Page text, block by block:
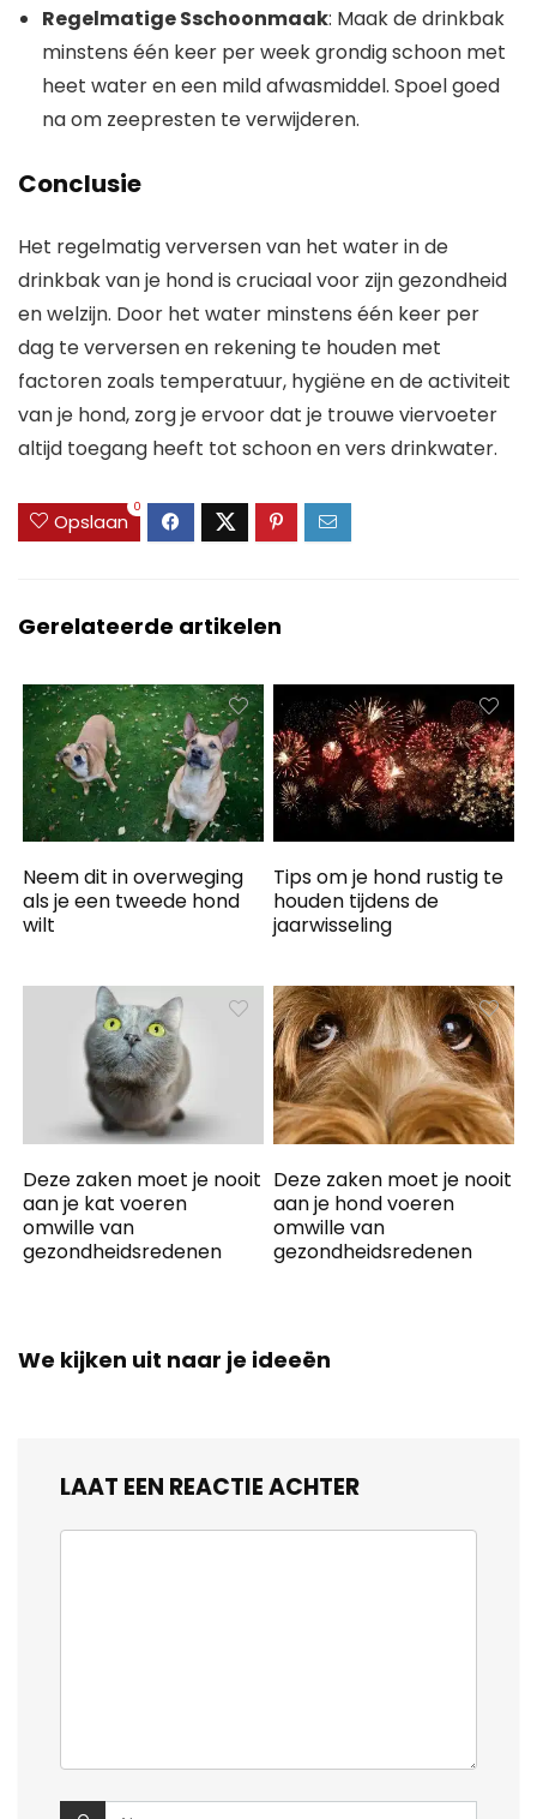
Regelmatige Sschoonmaak: Maak de drinkbak
minstens één keer per week grondig schoon met
heet water en een mild afwasmiddel. Spoel goed
na om zeepresten te verwijderen.
Conclusie
Het regelmatig verversen van het water in de
drinkbak van je hond is cruciaal voor zijn gezondheid
en welzijn. Door het water minstens één keer per
dag te verversen en rekening te houden met
factoren zoals temperatuur, hygiëne en de activiteit
van je hond, zorg je ervoor dat je trouwe viervoeter
altijd toegang heeft tot schoon en vers drinkwater.
Opslaan
0
Gerelateerde artikelen
Neem dit in overweging
als je een tweede hond
wilt
Tips om je hond rustig te
houden tijdens de
jaarwisseling
Deze zaken moet je nooit
aan je kat voeren
omwille van
gezondheidsredenen
Deze zaken moet je nooit
aan je hond voeren
omwille van
gezondheidsredenen
We kijken uit naar je ideeën
LAAT EEN REACTIE ACHTER